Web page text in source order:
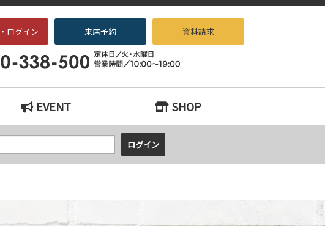
中古マンションをお探しなら、『中古住宅×リノベーション専門店beans』へお任せく
ログイン 来店予約 資料請求
EVENT SHOP